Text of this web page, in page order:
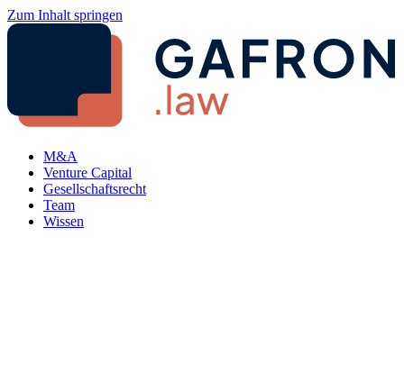
Zum Inhalt springen
M&A
Venture Capital
Gesellschaftsrecht
Team
Wissen